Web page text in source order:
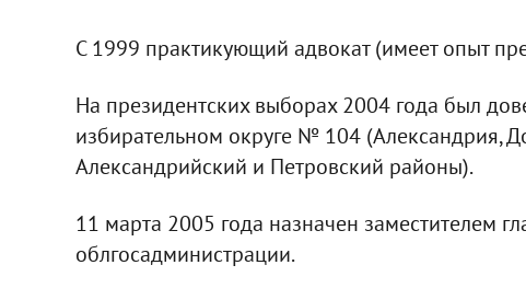
С 1999 практикующий адвокат (имеет опыт
На президентских выборах 2004 года был
избирательном округе № 104 (Александрия,
Александрийский и Петровский районы).
11 марта 2005 года назначен заместителем
облгосадминистрации.